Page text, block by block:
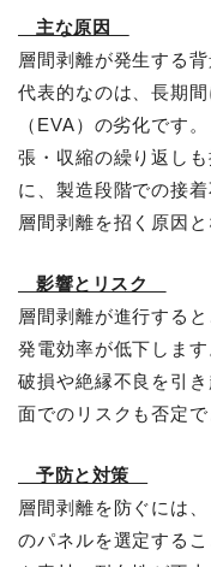
主な原因
層間剥離が発生する
代表的なのは、長期
（EVA）の劣化です
張・収縮の繰り返し
に、製造段階での接
層間剥離を招く原因と
影響とリスク
層間剥離が進行する
発電効率が低下しま
破損や絶縁不良を引
面でのリスクも否定で
予防と対策
層間剥離を防ぐには
のパネルを選定する